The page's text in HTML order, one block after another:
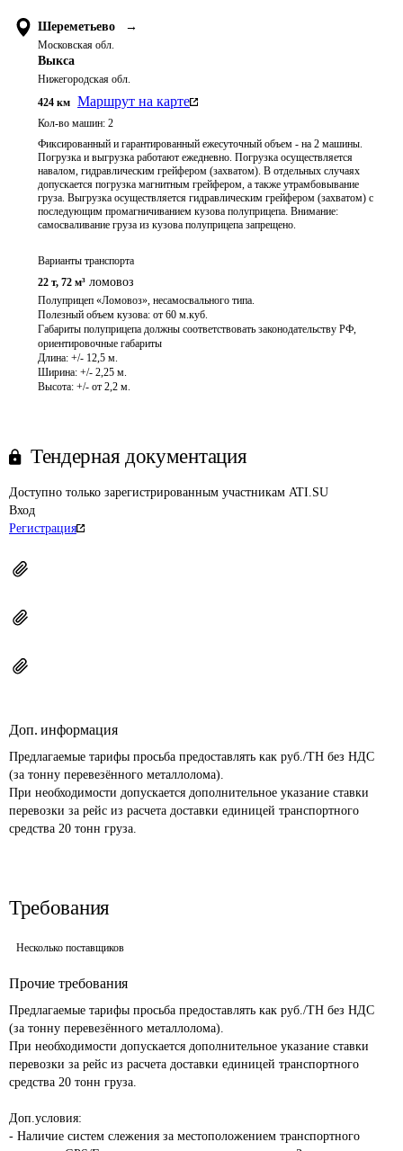
Шереметьево →
Московская обл.
Выкса
Нижегородская обл.
424 км Маршрут на карте
Кол-во машин: 2
Фиксированный и гарантированный ежесуточный объем - на 2 машины.
Погрузка и выгрузка работают ежедневно. Погрузка осуществляется
навалом, гидравлическим грейфером (захватом). В отдельных случаях
допускается погрузка магнитным грейфером, а также утрамбовывание
груза. Выгрузка осуществляется гидравлическим грейфером (захватом) с
последующим промагничиванием кузова полуприцепа. Внимание:
самосваливание груза из кузова полуприцепа запрещено.
Варианты транспорта
22 т, 72 м³ ломовоз
Полуприцеп «Ломовоз», несамосвального типа.
Полезный объем кузова: от 60 м.куб.
Габариты полуприцепа должны соответствовать законодательству РФ,
ориентировочные габариты
Длина: +/- 12,5 м.
Ширина: +/- 2,25 м.
Высота: +/- от 2,2 м.
Тендерная документация
Доступно только зарегистрированным участникам ATI.SU
Вход
Регистрация
Доп. информация
Предлагаемые тарифы просьба предоставлять как руб./ТН без НДС
(за тонну перевезённого металлолома).
При необходимости допускается дополнительное указание ставки
перевозки за рейс из расчета доставки единицей транспортного
средства 20 тонн груза.
Требования
Несколько поставщиков
Прочие требования
Предлагаемые тарифы просьба предоставлять как руб./ТН без НДС
(за тонну перевезённого металлолома).
При необходимости допускается дополнительное указание ставки
перевозки за рейс из расчета доставки единицей транспортного
средства 20 тонн груза.
Доп.условия:
- Наличие систем слежения за местоположением транспортного